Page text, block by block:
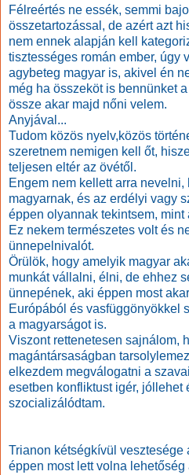
Félreértés ne essék, semmi
összetartozással, de azért azt
nem ennek alapján kell
tisztességes román ember, úgy
agybeteg magyar is, akivel én
még ha összeköt is bennünket
össze akar majd nőni velem.
Anyjával...
Tudom közös nyelv,közös
szeretnem nemigen kell őt,
teljesen eltér az övétől.
Engem nem kellett arra nevelni,
magyarnak, és az erdélyi vagy
éppen olyannak tekintsem, mint
Ez nekem természetes volt és
ünnepelnivalót.
Örülök, hogy amelyik magyar
munkát vállalni, élni, de ehhez
ünnepének, aki éppen most
Európából és vasfüggönyökkel
a magyarságot is.
Viszont rettenetesen sajnálom,
magántársaságban
elkezdem megválogatni a
esetben konfliktust igér, jóllehet
szocializálódtam.
Trianon kétségkívül vesztesége
éppen most lett volna lehetőség